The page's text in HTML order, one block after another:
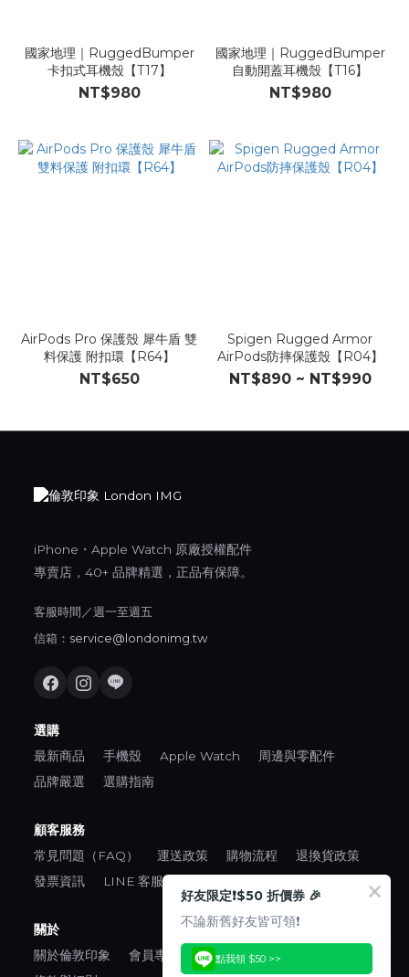
國家地理｜RuggedBumper
卡扣式耳機殼【T17】
NT$980
國家地理｜RuggedBumper
自動開蓋耳機殼【T16】
NT$980
AirPods Pro 保護殼 犀牛盾 雙
料保護 附扣環【R64】
NT$650
Spigen Rugged Armor
AirPods防摔保護殼【R04】
NT$890 ~ NT$990
iPhone・Apple Watch 原廠授權配件
專賣店，40+ 品牌精選，正品有保障。
客服時間／週一至週五
信箱： service@londonimg.tw
選購
最新商品 手機殼 Apple Watch
周邊與零配件
品牌嚴選
選購指南
顧客服務
常見問題（FAQ） 運送政策 購物流程
退換貨政策
發票資訊
LINE 客服
關於
關於倫敦印象 會員專區 口碑推薦
隱私權政策
好友限定❗️$50 折價券 🎉
不論新舊好友皆可領❗️
點我領 $50 >>